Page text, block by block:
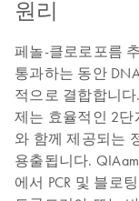
원리
페놀-클로로포름
통과하는 동안
적으로 결합합니
제는 효율적인 2단
와 함께 제공되는
용출됩니다.
에서 PCR 및 블로